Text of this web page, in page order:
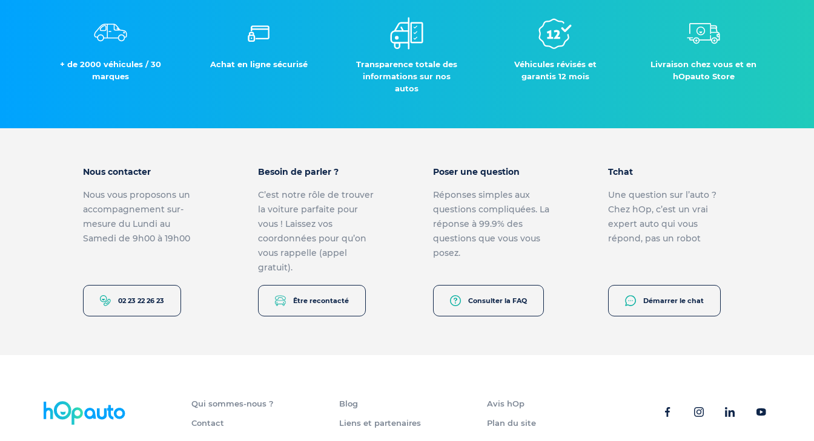
+ de 2000 véhicules / 30
marques
Achat en ligne sécurisé
Transparence totale des
informations sur nos
autos
Véhicules révisés et
garantis 12 mois
Livraison chez vous et en
hOpauto Store
Nous contacter
Nous vous proposons un
accompagnement sur-
mesure du Lundi au
Samedi de 9h00 à 19h00
02 23 22 26 23
Besoin de parler ?
C’est notre rôle de trouver
la voiture parfaite pour
vous ! Laissez vos
coordonnées pour qu’on
vous rappelle (appel
gratuit).
Être recontacté
Poser une question
Réponses simples aux
questions compliquées. La
réponse à 99.9% des
questions que vous vous
posez.
Consulter la FAQ
Tchat
Une question sur l’auto ?
Chez hOp, c’est un vrai
expert auto qui vous
répond, pas un robot
Démarrer le chat
Qui sommes-nous ?
Contact
Blog
Liens et partenaires
Avis hOp
Plan du site